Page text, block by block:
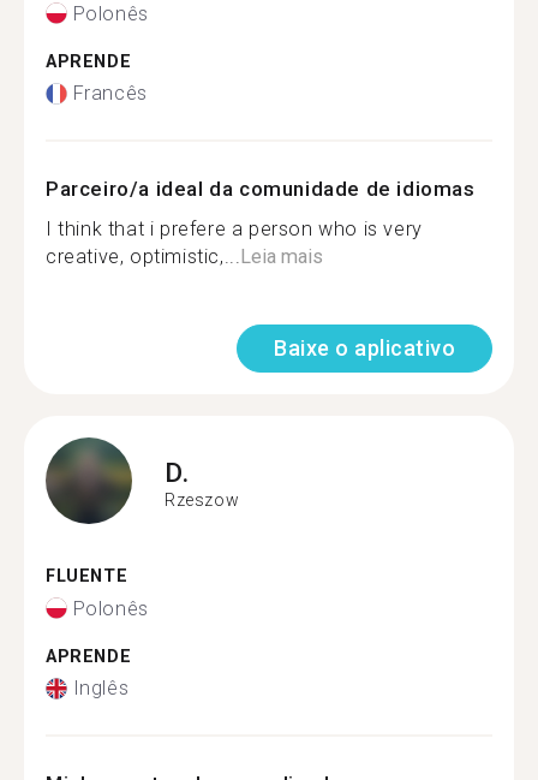
Polonês
APRENDE
Francês
Parceiro/a ideal da comunidade de idiomas
I think that i prefere a person who is very
creative, optimistic,...Leia mais
Baixe o aplicativo
D.
Rzeszow
FLUENTE
Polonês
APRENDE
Inglês